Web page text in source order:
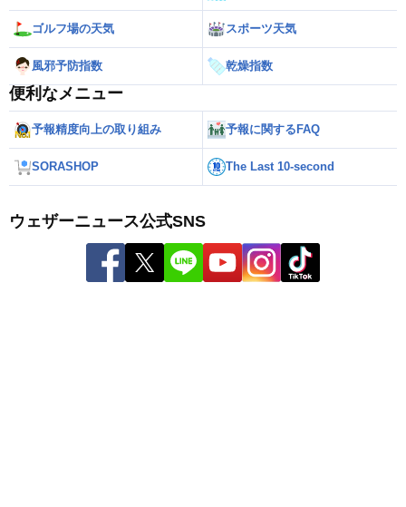
ゴルフ場の天気 スポーツ天気
風邪予防指数 乾燥指数
便利なメニュー
予報精度向上の取り組み 予報に関するFAQ
SORASHOP The Last 10-second
ウェザーニュース公式SNS